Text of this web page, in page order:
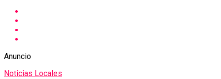
Anuncio
Noticias Locales